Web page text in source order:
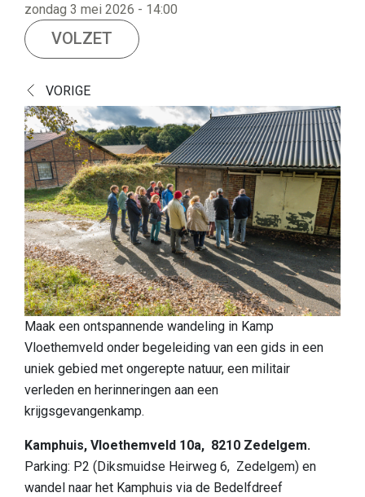
Routes
Kunst in Vloethemveld
Ontdek
Europese topnatuur
Cultuurhistorisch landschap
Een boeiende geschiedenis
Een blik op de vondsten
Boek Verborgen Parel
Praktische info
Onthaalpoorten
Speelzone
Honden
Eten & drinken
Slapen
Bezienswaardigheden in de regio
zondag 3 mei 2026 - 14:00
VOLZET
VORIGE
Maak een ontspannende wandeling in Kamp
Vloethemveld onder begeleiding van een gids in een
uniek gebied met ongerepte natuur, een militair
verleden en herinneringen aan een
krijgsgevangenkamp.
Kamphuis, Vloethemveld 10a, 8210 Zedelgem.
Parking: P2 (Diksmuidse Heirweg 6, Zedelgem) en
wandel naar het Kamphuis via de Bedelfdreef